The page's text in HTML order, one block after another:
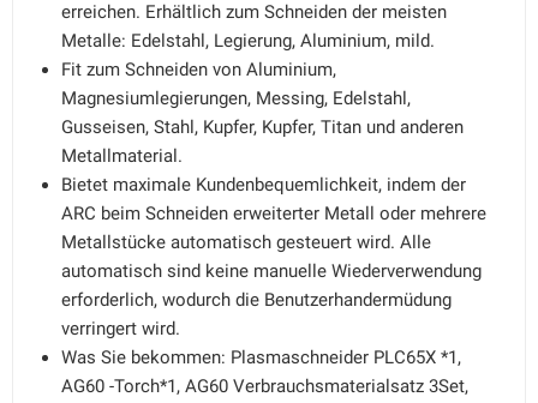
erreichen. Erhältlich zum Schneiden der meisten
Metalle: Edelstahl, Legierung, Aluminium, mild.
Fit zum Schneiden von Aluminium,
Magnesiumlegierungen, Messing, Edelstahl,
Gusseisen, Stahl, Kupfer, Kupfer, Titan und anderen
Metallmaterial.
Bietet maximale Kundenbequemlichkeit, indem der
ARC beim Schneiden erweiterter Metall oder mehrere
Metallstücke automatisch gesteuert wird. Alle
automatisch sind keine manuelle Wiederverwendung
erforderlich, wodurch die Benutzerhandermüdung
verringert wird.
Was Sie bekommen: ‎Plasmaschneider PLC65X *1,
AG60 -Torch*1, AG60 Verbrauchsmaterialsatz 3Set,